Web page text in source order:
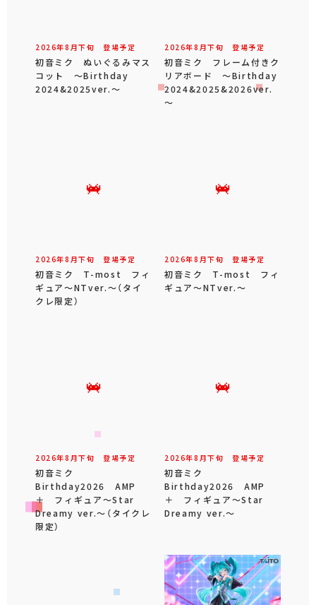
2026年8 月下旬 登場予定
初音ミク ぬいぐるみマス
コット ～Birthday
2024&2025ver.～
2026年8 月下旬 登場予定
初音ミク フレーム付きク
リアボード ～Birthday
2024&2025&2026ver.
～
2026年8 月下旬 登場予定
初音ミク T-most フィ
ギュア～NTver.～（タイ
クレ限定）
2026年8 月下旬 登場予定
初音ミク T-most フィ
ギュア～NTver.～
2026年8 月下旬 登場予定
初音ミク
Birthday2026 AMP
＋ フィギュア～Star
Dreamy ver.～（タイクレ
限定）
2026年8 月下旬 登場予定
初音ミク
Birthday2026 AMP
＋ フィギュア～Star
Dreamy ver.～